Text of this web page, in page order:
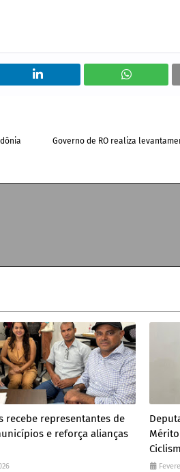
Governo de RO realiza
recebe representantes de
e reforça alianças